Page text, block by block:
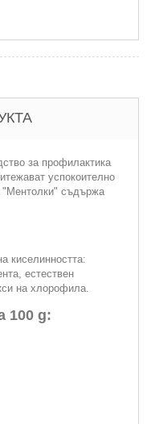
за профилактика
успокоително
"Ментолки" съдържа
киселинността:
естествен
на хлорофила.
100 g: